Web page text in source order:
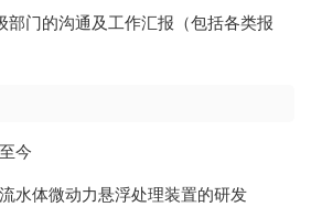
部门的沟通及工作汇报（包括各类报
今
水体微动力悬浮处理装置的研发